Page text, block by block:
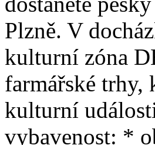
Plzně. V
kulturní zóna
farmářské trhy,
kulturní
vybavenost: *